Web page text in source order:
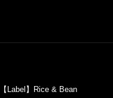
Label】Rice & Bean